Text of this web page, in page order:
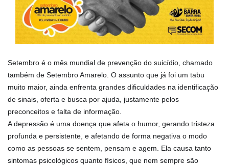
Setembro é o mês mundial de prevenção do suicídio, chamado
também de Setembro Amarelo. O assunto que já foi um tabu
muito maior, ainda enfrenta grandes dificuldades na identificação
de sinais, oferta e busca por ajuda, justamente pelos
preconceitos e falta de informação.
A depressão é uma doença que afeta o humor, gerando tristeza
profunda e persistente, e afetando de forma negativa o modo
como as pessoas se sentem, pensam e agem. Ela causa tanto
sintomas psicológicos quanto físicos, que nem sempre são